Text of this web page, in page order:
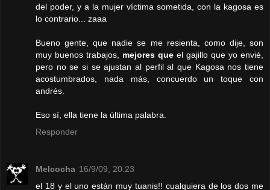
del poder, y a la mujer víctima sometida, con la kagosa es
lo contrario... zaaa
Bueno gente, que nadie se me resienta, como dije, son
muy buenos trabajos, mejores que el gajillo que yo envié,
pero no se si se ajustan al perfil al que Kagosa nos tiene
acostumbrados, nada más, concuerdo un toque con
andrés.
Eso sí, ella tiene la última palabra.
Responder
Melcocha 16/9/09, 20:23
el 18 y el uno están muy tuanis!! cualquiera de los dos me